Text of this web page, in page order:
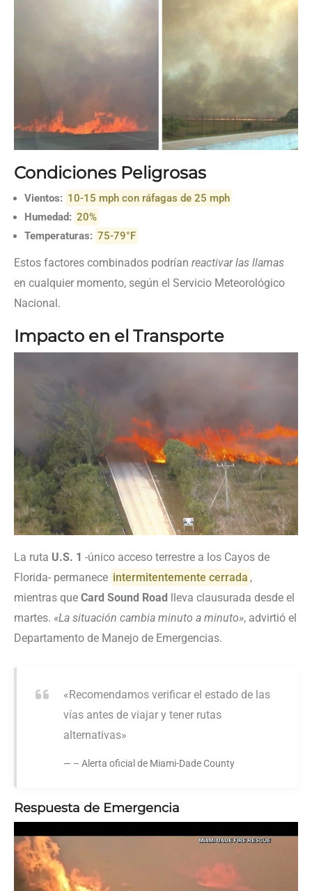
Condiciones Peligrosas
Vientos: 10-15 mph con ráfagas de 25 mph
Humedad: 20%
Temperaturas: 75-79°F
Estos factores combinados podrían reactivar las llamas
en cualquier momento, según el Servicio Meteorológico
Nacional.
Impacto en el Transporte
La ruta U.S. 1 -único acceso terrestre a los Cayos de
Florida- permanece intermitentemente cerrada ,
mientras que Card Sound Road lleva clausurada desde el
martes. «La situación cambia minuto a minuto», advirtió el
Departamento de Manejo de Emergencias.
«Recomendamos verificar el estado de las
vías antes de viajar y tener rutas
alternativas»
– Alerta oficial de Miami-Dade County
Respuesta de Emergencia